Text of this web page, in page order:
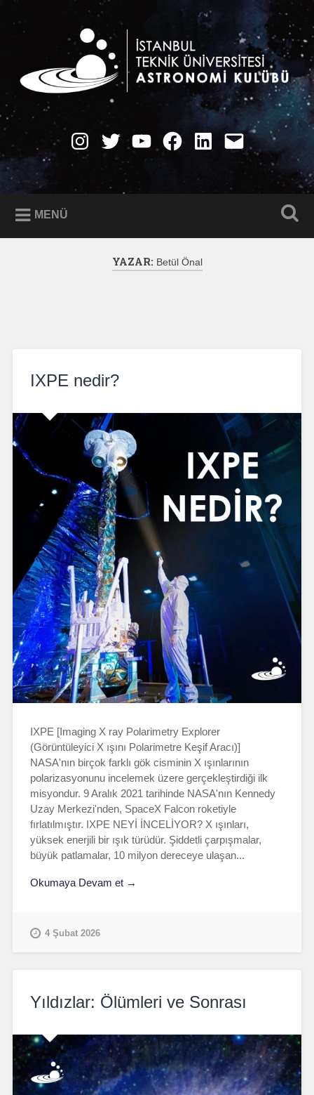
İTÜ Astronomi Kulübü
Instagram
TwitterYouTube
Facebook
LinkedIn
E-
Posta
MENÜ
YAZAR: Betül Önal
IXPE nedir?
IXPE [Imaging X ray Polarimetry Explorer
(Görüntüleyici X ışını Polarimetre Keşif Aracı)]
NASA'nın birçok farklı gök cisminin X ışınlarının
polarizasyonunu incelemek üzere gerçekleştirdiği ilk
misyondur. 9 Aralık 2021 tarihinde NASA'nın Kennedy
Uzay Merkezi'nden, SpaceX Falcon roketiyle
fırlatılmıştır. IXPE NEYİ İNCELİYOR? X ışınları,
yüksek enerjili bir ışık türüdür. Şiddetli çarpışmalar,
büyük patlamalar, 10 milyon dereceye ulaşan...
Okumaya Devam et →
4 Şubat 2026
Yıldızlar: Ölümleri ve Sonrası